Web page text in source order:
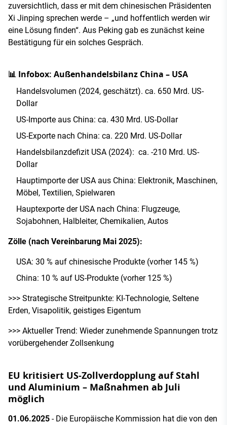
zuversichtlich, dass er mit dem chinesischen Präsidenten
Xi Jinping sprechen werde – „und hoffentlich werden wir
eine Lösung finden“. Aus Peking gab es zunächst keine
Bestätigung für ein solches Gespräch.
📊 Infobox: Außenhandelsbilanz China – USA
Handelsvolumen (2024, geschätzt). ca. 650 Mrd. US-
Dollar
US-Importe aus China: ca. 430 Mrd. US-Dollar
US-Exporte nach China: ca. 220 Mrd. US-Dollar
Handelsbilanzdefizit USA (2024): ca. -210 Mrd. US-
Dollar
Hauptimporte der USA aus China: Elektronik, Maschinen,
Möbel, Textilien, Spielwaren
Hauptexporte der USA nach China: Flugzeuge,
Sojabohnen, Halbleiter, Chemikalien, Autos
Zölle (nach Vereinbarung Mai 2025):
USA: 30 % auf chinesische Produkte (vorher 145 %)
China: 10 % auf US-Produkte (vorher 125 %)
>>> Strategische Streitpunkte: KI-Technologie, Seltene
Erden, Visapolitik, geistiges Eigentum
>>> Aktueller Trend: Wieder zunehmende Spannungen trotz
vorübergehender Zollsenkung
EU kritisiert US-Zollverdopplung auf Stahl
und Aluminium – Maßnahmen ab Juli
möglich
01.06.2025 - Die Europäische Kommission hat die von den